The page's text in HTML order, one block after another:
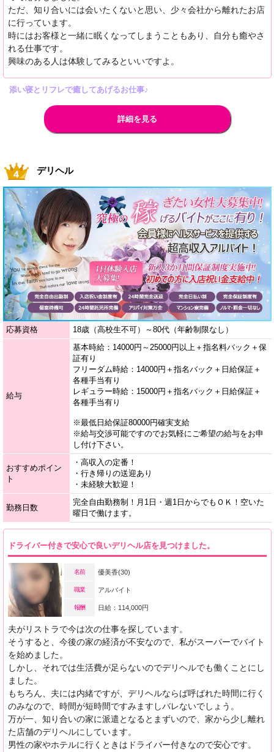
ただ、知り合いには会いたくないと思い、少々会社から離れたお店
に行っています。
時にはお客様と一緒に眠くなってしまうこともあり、自分も癒やさ
れる仕事です。
興味のある人は体験してみるといいですよ。
添い寝とリフレで癒してあげるお仕事♪
詳細を見る
デリヘル
応募資格 18歳（高校生不可）～80代（年齢制限なし）
給与
基本時給：14000円～25000円以上＋指名料バック＋保
証有り
フリーダム時給：14000円＋指名バック＋日給保証＋
各種手当有り
レギュラー時給：15000円＋指名バック＋日給保証＋
各種手当有り
※最低日給保証80000円確実支給
※給与交渉可能ですのでお気軽にご希望の給与をお申
し付け下さい。
おすすめポイン
ト
・高収入の定番！
・行き帰りの送迎あり
・未経験大歓迎！
勤務日数
完全自由勤務制！月1日・週1日からでもＯＫ！空いた
曜日で働けます。
ドライバー付きで安心で良いデリヘル店を見つけました。
名前 優美香(30)
職業 アルバイト
報酬 日給：114,000円
夫がリストラで今は次の仕事を探しています。
そうすると、今後の家の経済が不安なので、私がスーパーでバイト
を始めました。
しかし、それでは生活費が足らないのでデリヘルでも働くことにし
ました。
もちろん、夫には内緒ですが、デリヘルならば呼ばれた時間に行く
のみなので、時間が短時間ですみますしバレないでしょう。
万が一、知り合いの家に派遣となるとまずいので、家から少し離れ
た店舗のデリヘルにしています。
男性の家やホテルに行くときはドライバー付きなので安心です。